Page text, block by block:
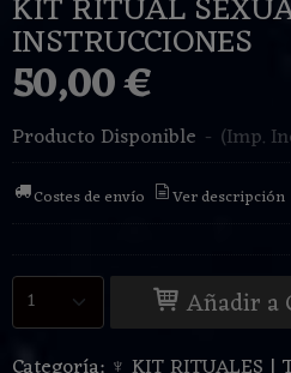
INSTRUCCIONES
50,00 €
Producto Disponible - (Imp.
Costes de envío Ver descripción
Añadir a